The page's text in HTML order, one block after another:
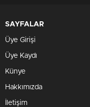
SAYFALAR
Üye Girişi
Üye Kaydı
Künye
Hakkımızda
İletişim